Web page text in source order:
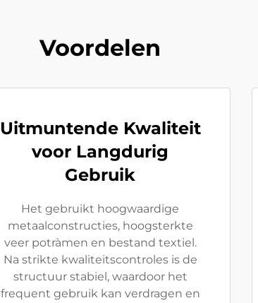
Voordelen
Uitmuntende Kwaliteit
voor Langdurig
Gebruik
Het gebruikt hoogwaardige
metaalconstructies, hoogsterkte
veer potràmen en bestand textiel.
Na strikte kwaliteitscontroles is de
structuur stabiel, waardoor het
frequent gebruik kan verdragen en